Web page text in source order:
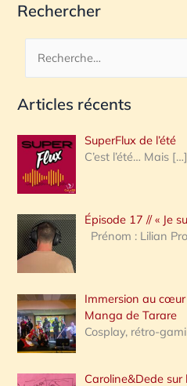
Rechercher
c
e
r
c
h
e
:
Articles récents
SuperFlux de l’été
C’est l’été… Mais […]
Épisode 17 // « Je
Prénom : Lilian
Immersion au
Manga de Tarare
Cosplay, rétro-
Caroline&Dede